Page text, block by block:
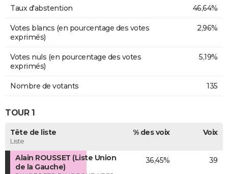
Taux d'abstention 46,64%
Votes blancs (en pourcentage des votes
exprimés)
2,96%
Votes nuls (en pourcentage des votes
exprimés)
5,19%
Nombre de votants 135
TOUR 1
Tête de liste
Liste
% des voix Voix
Alain ROUSSET (Liste Union
de la Gauche)
36,45% 39